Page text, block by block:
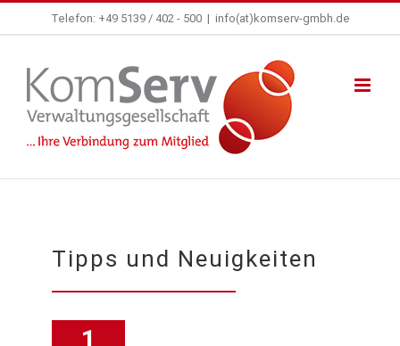
springen
Telefon: +49 5139 / 402 - 500 | info(at)komserv-gmbh.de
Tipps und Neuigkeiten
1